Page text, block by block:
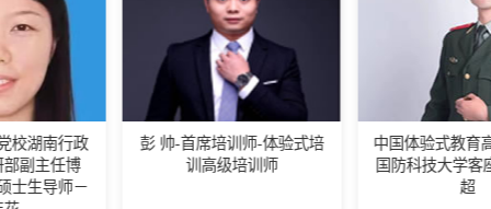
彭 帅-首席培训师-体验式培
训高级培训师
中国体验式教育高级培训师-
国防科技大学客座教练王佰